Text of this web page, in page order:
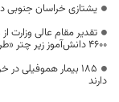
یشتازی خراسان جنوبی
تقدیر مقام عالی
۴۶۰۰ دانش‌آموز زیر چتر «طرح حامی»
۱۸۵ بیمار
دارند